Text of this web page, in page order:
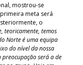
mostrou-se
meta será
o
teoricamente, temos
Norte é uma equipa
do nível da nossa
preocupação será a de